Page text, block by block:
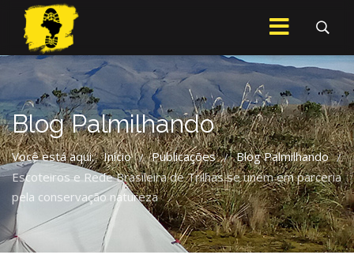
Blog Palmilhando
Você está aqui: Início / Publicações / Blog Palmilhando /
Escoteiros e Rede Brasileira de Trilhas se unem em parceria
pela conservação natureza